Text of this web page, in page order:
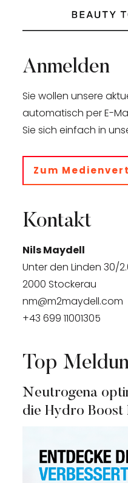
Anmelden
Sie wollen unsere
automatisch per E-
Sie sich einfach in
Zum
Kontakt
Nils Maydell
Unter den Linden 30/
2000 Stockerau
nm@m2maydell.com
+43 699 11001305
Top
Neutrogena
die Hydro Boost